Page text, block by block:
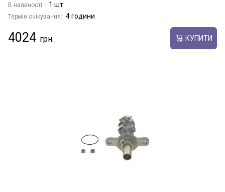
В наявності: 1 шт.
Термін очікування: 4 години
4024 КУПИТИ